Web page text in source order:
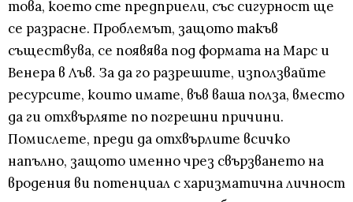
това, което сте предприели, със сигурност ще
се разрасне. Проблемът, защото такъв
съществува, се появява под формата на Марс и
Венера в Лъв. За да го разрешите, използвайте
ресурсите, които имате, във ваша полза, вместо
да ги отхвърляте по погрешни причини.
Помислете, преди да отхвърлите всичко
напълно, защото именно чрез свързването на
вродения ви потенциал с харизматична личност